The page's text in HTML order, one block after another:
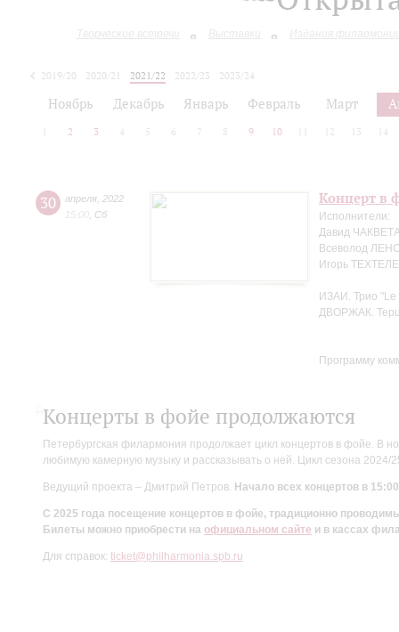
Творческие встречи Выставки Издания
2019/20 2020/21 2021/22 2022/23
2023/24
Ноябрь Декабрь Январь Февраль Март
2 3 4 5 6 7 8 9 10 12 13 14
30 апреля 2022
15:00 Сб
Концерт в
Исполнители:
Давид
Всеволод
Игорь
ИЗАИ. Трио "Le
ДВОРЖАК.
Программу
Концерты в фойе продолжаются
Петербургская филармония продолжает цикл концертов в фойе. В
любимую камерную музыку и рассказывать о ней. Цикл сезона
Ведущий проекта – Дмитрий Петров. Начало всех концертов в
С 2025 года посещение концертов в фойе, традиционно
Билеты можно приобрести на официальном сайте и в кассах
Для справок: ticket@philharmonia.spb.ru